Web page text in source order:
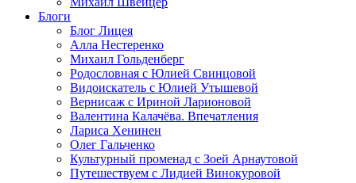
Блоги
Блог Лицея
Алла Нестеренко
Михаил Гольденберг
Родословная с Юлией Свинцовой
Видоискатель с Юлией Утышевой
Вернисаж с Ириной Ларионовой
Валентина Калачёва. Впечатления
Лариса Хенинен
Олег Гальченко
Культурный променад с Зоей Арнаутовой
Путешествуем с Лидией Винокуровой